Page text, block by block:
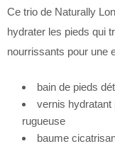
Ce trio de Naturally
hydrater les pieds qui
nourrissants pour une
bain de pieds
vernis hydratant
rugueuse
baume